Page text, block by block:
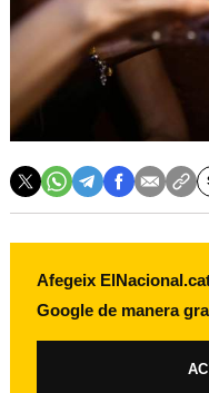
Afegeix
Google de manera